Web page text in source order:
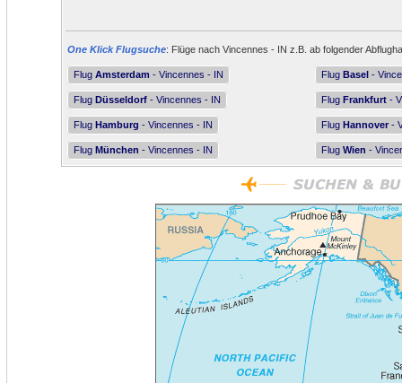
One Klick Flugsuche: Flüge nach Vincennes - IN z.B. ab folgender
Flug Amsterdam - Vincennes - IN Flug Basel -
Flug Düsseldorf - Vincennes - IN Flug Frankfurt -
Flug Hamburg - Vincennes - IN Flug Hannover -
Flug München - Vincennes - IN Flug Wien -